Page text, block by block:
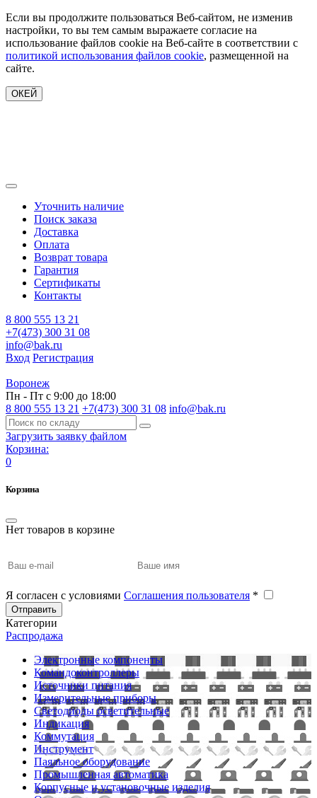
Если вы продолжите пользоваться Веб-сайтом, не изменив
настройки, то вы тем самым выражаете согласие на
использование файлов cookie на Веб-сайте в соответствии с
политикой использования файлов cookie, размещенной на
сайте.
ОКЕЙ
Уточнить наличие
Поиск заказа
Доставка
Оплата
Возврат товара
Гарантия
Сертификаты
Контакты
8 800 555 13 21
+7(473) 300 31 08
info@bak.ru
Вход Регистрация
Воронеж
Пн - Пт с 9:00 до 18:00
8 800 555 13 21 +7(473) 300 31 08 info@bak.ru
Загрузить заявку файлом
Корзина:
0
Корзина
Нет товаров в корзине
Я согласен с условиями Соглашения пользователя *
Отправить
Категории
Распродажа
Электронные компоненты
Командоконтроллеры
Источники питания
Измерительные приборы
Светодиоды осветительные
Индикация
Коммутация
Инструмент
Паяльное оборудование
Промышленная автоматика
Корпусные и установочные изделия